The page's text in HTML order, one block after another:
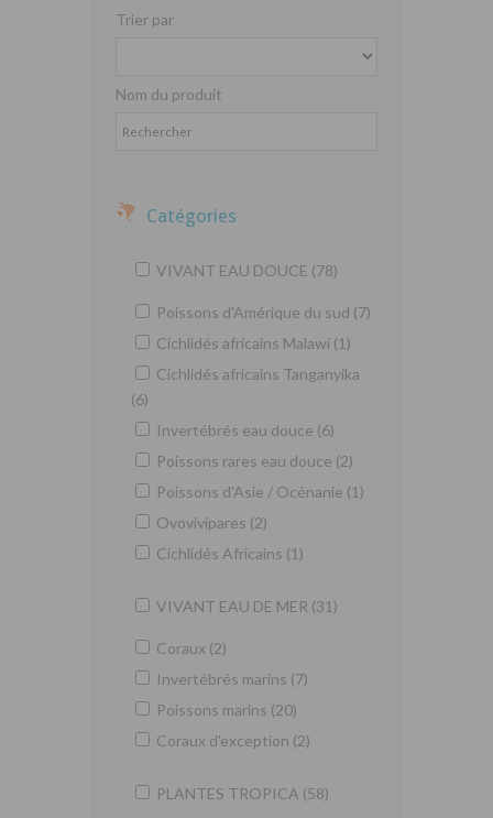
Trier par
Nom du produit
Catégories
VIVANT EAU DOUCE (78)
Poissons d'Amérique du sud (7)
Cichlidés africains Malawi (1)
Cichlidés africains Tanganyika
(6)
Invertébrés eau douce (6)
Poissons rares eau douce (2)
Poissons d'Asie / Océnanie (1)
Ovovivipares (2)
Cichlidés Africains (1)
VIVANT EAU DE MER (31)
Coraux (2)
Invertébrés marins (7)
Poissons marins (20)
Coraux d'exception (2)
PLANTES TROPICA (58)